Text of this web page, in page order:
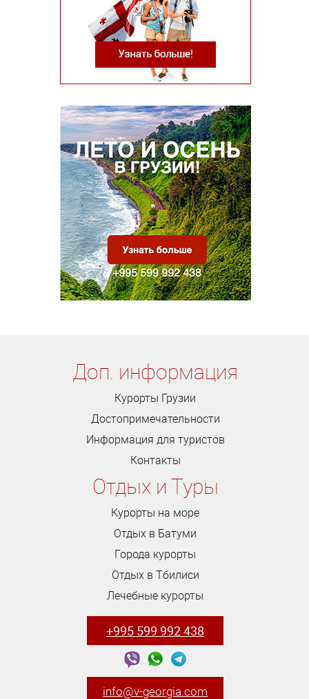
Доп. информация
Курорты Грузии
Достопримечательности
Информация для туристов
Контакты
Отдых и Туры
Курорты на море
Отдых в Батуми
Города курорты
Отдых в Тбилиси
Лечебные курорты
+995 599 992 438
info@v-georgia.com